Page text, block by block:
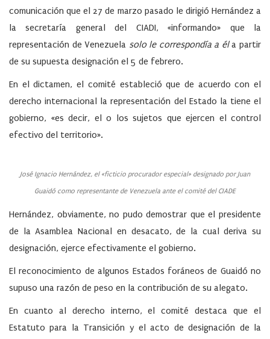
comunicación que el 27 de marzo pasado le dirigió Hernández a
la secretaría general del CIADI, «informando» que la
representación de Venezuela solo le correspondía a éla partir
de su supuesta designación el 5 de febrero.
En el dictamen, el comité estableció que de acuerdo con el
derecho internacional la representación del Estado la tiene el
gobierno, «es decir, el o los sujetos que ejercen el control
efectivo del territorio».
José Ignacio Hernández, el «ficticio procurador especial» designado por Juan
Guaidó como representante de Venezuela ante el comité del CIADE
Hernández, obviamente, no pudo demostrar que el presidente
de la Asamblea Nacional en desacato, de la cual deriva su
designación, ejerce efectivamente el gobierno.
El reconocimiento de algunos Estados foráneos de Guaidó no
supuso una razón de peso en la contribución de su alegato.
En cuanto al derecho interno, el comité destaca que el
Estatuto para la Transición y el acto de designación de la